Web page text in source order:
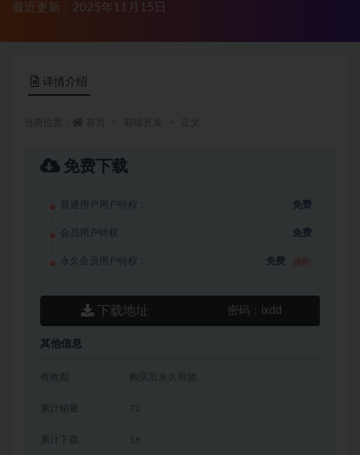
最近更新：2025年11月15日
详情介绍
免费下载
普通用户用户特权： 免费
会员用户特权： 免费
永久会员用户特权： 免费
下载地址 密码： ixdd
其他信息
有效期 购买后永久有效
累计销量 72
累计下载 16